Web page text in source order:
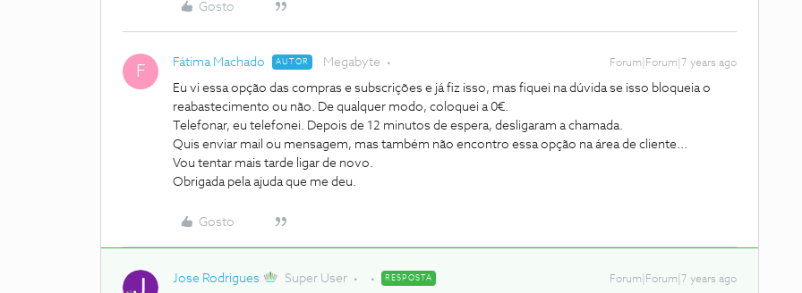
Gosto
F Fátima Machado AUTOR Megabyte Forum|Forum|7 years ago
Eu vi essa opção das compras e subscrições e já fiz isso, mas fiquei na dúvida se isso bloqueia o
reabastecimento ou não. De qualquer modo, coloquei a 0€.
Telefonar, eu telefonei. Depois de 12 minutos de espera, desligaram a chamada.
Quis enviar mail ou mensagem, mas também não encontro essa opção na área de cliente...
Vou tentar mais tarde ligar de novo.
Obrigada pela ajuda que me deu.
Gosto
Jose Rodrigues Super User RESPOSTA Forum|Forum|7 years ago